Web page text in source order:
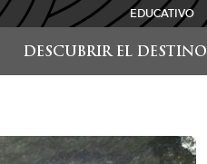
DESCUBRIR EL DESTINO
EDUCATIVO